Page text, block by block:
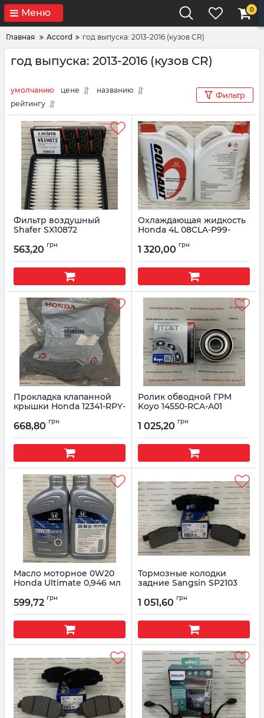
Меню 0
Главная Accord год выпуска: 2013-2016 (кузов CR)
год выпуска: 2013-2016 (кузов CR)
умолчанию цене
названию
рейтингу
Фильтр
Фильтр воздушный
Shafer SX10872
563,20 грн
Охлаждающая жидкость
Honda 4L 08CLA-P99-
Артикул: 08CLAP9914ZY8
1 320,00 грн
Прокладка клапанной
крышки Honda 12341-RPY-
Артикул: 12341RPYG01
668,80 грн
Ролик обводной ГРМ
Koyo 14550-RCA-A01
1 025,20 грн
Масло моторное 0W20
Honda Ultimate 0,946 мл
Артикул: 087989137
599,72 грн
Тормозные колодки
задние Sangsin SP2103
1 051,60 грн